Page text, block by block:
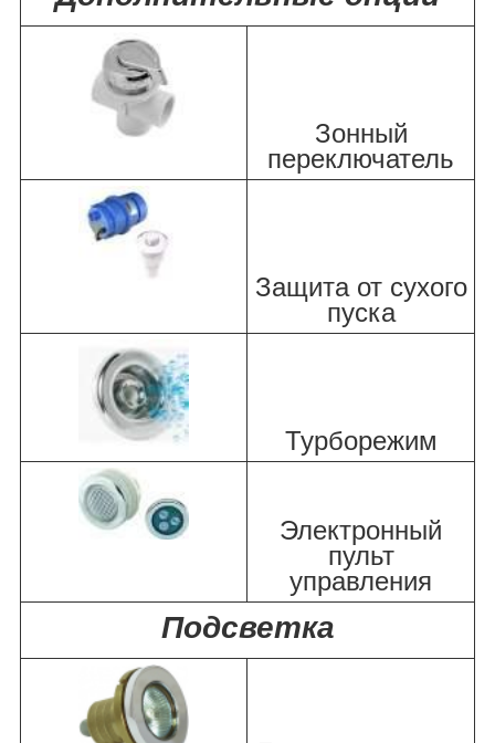
Зонный
переключатель
Защита от сухого
пуска
Турборежим
Электронный
пульт
управления
Подсветка